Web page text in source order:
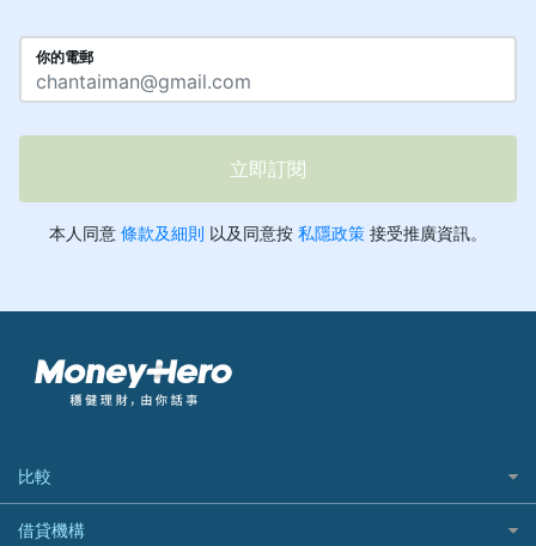
比較
私人貸款比較
借貸機構